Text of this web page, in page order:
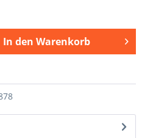
In den Warenkorb